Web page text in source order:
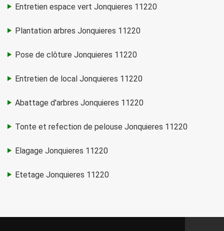
Entretien espace vert Jonquieres 11220
Plantation arbres Jonquieres 11220
Pose de clôture Jonquieres 11220
Entretien de local Jonquieres 11220
Abattage d'arbres Jonquieres 11220
Tonte et refection de pelouse Jonquieres 11220
Elagage Jonquieres 11220
Etetage Jonquieres 11220